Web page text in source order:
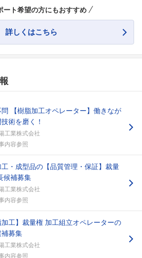
ート希望の方にもおすすめ
詳しくはこちら
【樹脂加工オペレーター】働きなが
術を磨く！
工業株式会社
内容参照
・成型品の【品質管理・保証】裁量
候補募集
工業株式会社
内容参照
加工】裁量権 加工組立オペレーターの
募集
工業株式会社
内容参照